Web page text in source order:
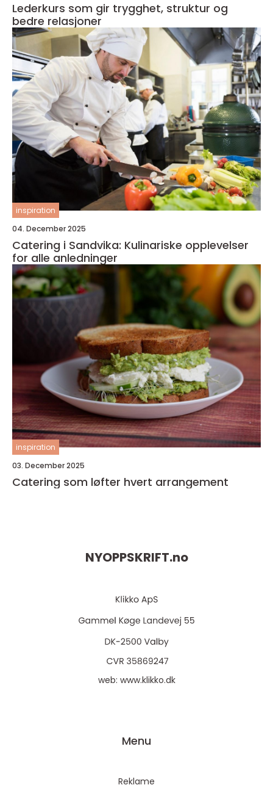
Lederkurs som gir trygghet, struktur og
bedre relasjoner
inspiration
04. December 2025
Catering i Sandvika: Kulinariske opplevelser
for alle anledninger
inspiration
03. December 2025
Catering som løfter hvert arrangement
NYOPPSKRIFT.no
web: www.klikko.dk
Menu
Reklame